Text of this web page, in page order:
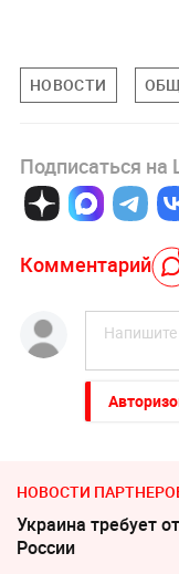
НОВОСТИ
Подписаться на
Комментарий
НОВОСТИ
Украина требует
России